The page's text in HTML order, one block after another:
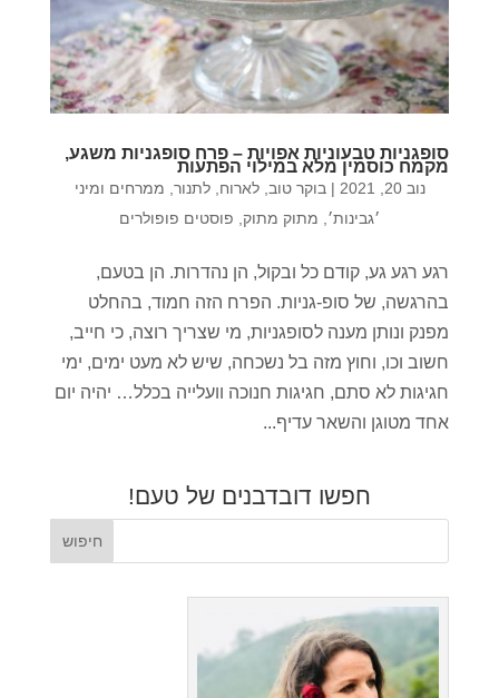
סופגניות טבעוניות אפויות – פרח סופגניות משגע,
מקמח כוסמין מלא במילוי הפתעות
נוב 20, 2021 | בוקר טוב ,לארוח ,לתנור ממרחים ומיני
׳גבינות׳
מתוק מתוק פוסטים פופולרים
רגע רגע גע, קודם כל ובקול, הן נהדרות. הן בטעם,
בהרגשה, של סופ-גניות. הפרח הזה חמוד, בהחלט
מפנק ונותן מענה לסופגניות, מי שצריך רוצה, כי חייב,
חשוב וכו, וחוץ מזה בל נשכחה, שיש לא מעט ימים, ימי
חגיגות לא סתם, חגיגות חנוכה וועלייה בכלל… יהיה יום
אחד מטוגן והשאר עדיף...
חפשו דובדבנים של טעם!